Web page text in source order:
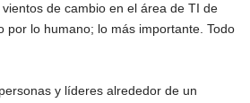
de cambio en el área de TI de
por lo humano; lo más importante. Todo
y líderes alrededor de un